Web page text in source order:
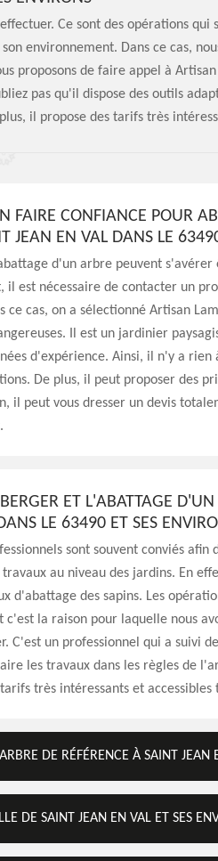
Ce sont des opérations qui
environnement. Dans ce cas,
proposons de faire appel à
pas qu'il dispose des outils
il propose des tarifs très
FAIRE CONFIANCE POUR
JEAN EN VAL DANS LE
d'un arbre peuvent
il est nécessaire de contacter un
ce cas, on a sélectionné Artisan
Il est un jardinier
d'expérience. Ainsi, il n'y a rien
De plus, il peut proposer des
il peut vous dresser un devis
ET L'ABATTAGE
LE 63490 ET SES
sont souvent conviés afin
au niveau des jardins. En
d'abattage des sapins. Les
la raison pour laquelle nous
C'est un professionnel qui a suivi
les travaux dans les règles de
très intéressants et accessibles
DE RÉFÉRENCE À SAINT JEAN
DE SAINT JEAN EN VAL ET SES